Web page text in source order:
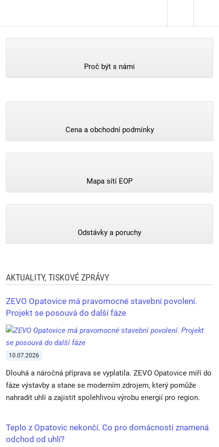
Proč být s námi
Cena a obchodní podmínky
Mapa sítí EOP
Odstávky a poruchy
a.s.
AKTUALITY, TISKOVÉ ZPRÁVY
ZEVO Opatovice má pravomocné stavební povolení.
Projekt se posouvá do další fáze
10.07.2026
Dlouhá a náročná příprava se vyplatila. ZEVO Opatovice míří do
fáze výstavby a stane se moderním zdrojem, který pomůže
nahradit uhlí a zajistit spolehlivou výrobu energií pro region.
Teplo z Opatovic nekončí. Co pro domácnosti znamená
odchod od uhlí?